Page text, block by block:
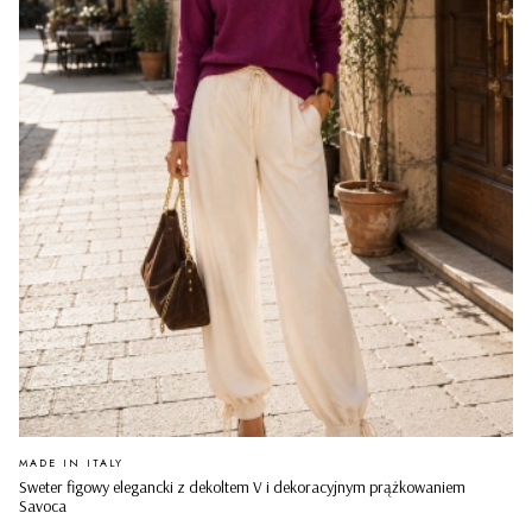
Sweter figowy elegancki z dekoltem V i dekoracyjnym prążkowaniem
Savoca
PRODUCENT
MADE IN ITALY